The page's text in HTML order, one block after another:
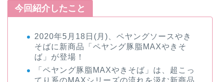
今回紹介したこと
2020年5月18日(月)、ペヤングソースやき
そばに新商品「ペヤング豚脂MAXやきそ
ば」が登場！
「ペヤング豚脂MAXやきそば」は、超こっ
てり系のMAXシリーズの流れを汲む新商品